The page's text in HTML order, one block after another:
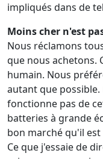
impliqués dans de
Moins cher n'est
Nous réclamons
que nous achetons.
humain. Nous
autant que
fonctionne pas de
batteries à grande
bon marché qu'il
Ce que j'essaie de